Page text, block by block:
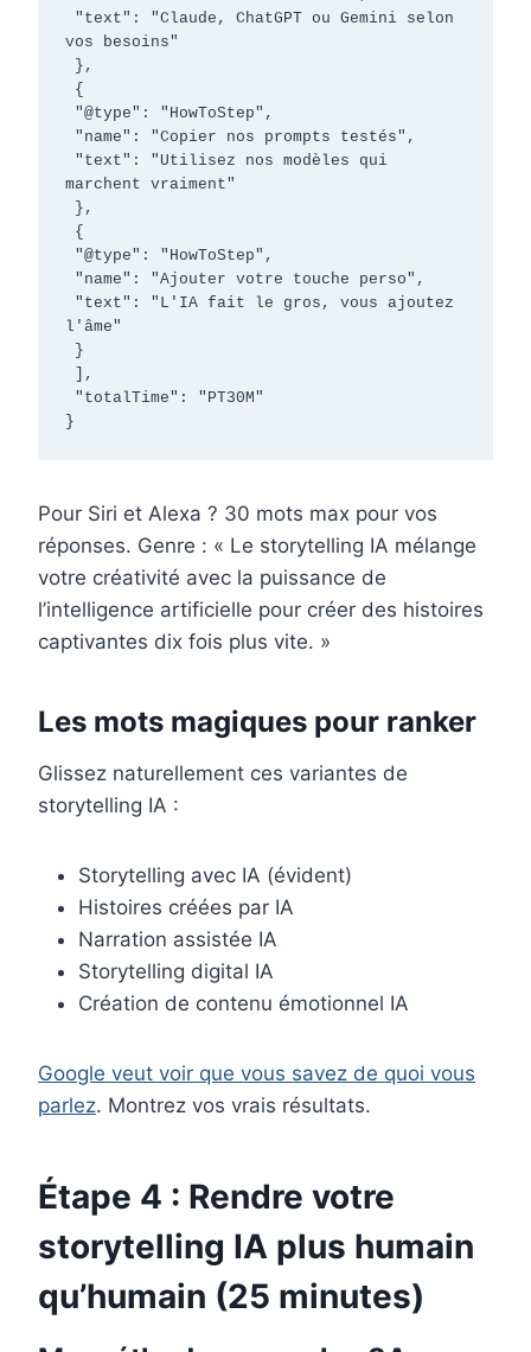
vos besoins"
marchent vraiment"
l'âme"
}
Pour Siri et Alexa ? 30 mots max pour vos
réponses. Genre : « Le storytelling IA mélange
votre créativité avec la puissance de
l’intelligence artificielle pour créer des histoires
captivantes dix fois plus vite. »
Les mots magiques pour ranker
Glissez naturellement ces variantes de
storytelling IA :
Storytelling avec IA (évident)
Histoires créées par IA
Narration assistée IA
Storytelling digital IA
Création de contenu émotionnel IA
Google veut voir que vous savez de quoi vous
parlez. Montrez vos vrais résultats.
Étape 4 : Rendre votre
storytelling IA plus humain
qu’humain (25 minutes)